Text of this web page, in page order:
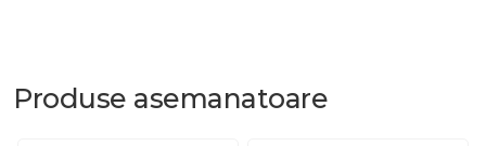
Produse asemanatoare